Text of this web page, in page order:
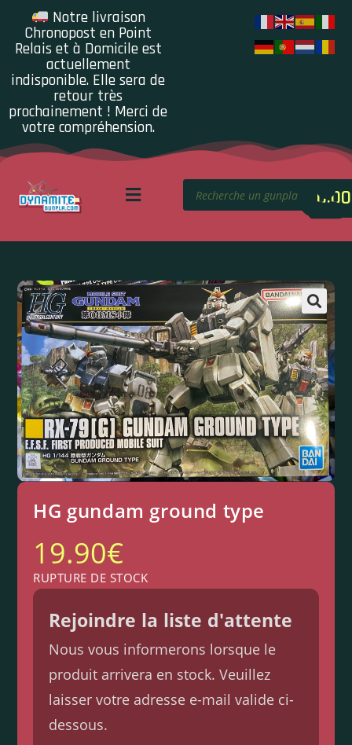
Notre livraison
Chronopost en Point
Relais et à Domicile est
actuellement
indisponible. Elle sera de
retour très
prochainement ! Merci de
votre compréhension.
0.00
HG gundam ground type
19.90€
RUPTURE DE STOCK
Rejoindre la liste d'attente
Nous vous informerons lorsque le
produit arrivera en stock. Veuillez
laisser votre adresse e-mail valide ci-
dessous.